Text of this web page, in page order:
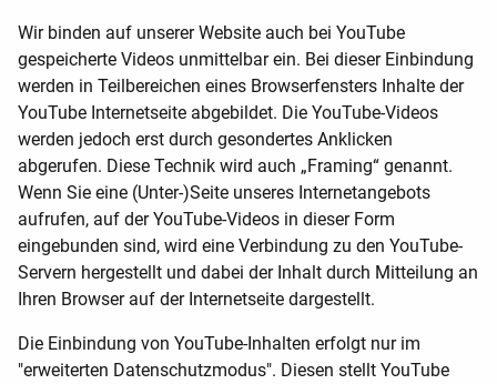
Wir binden auf unserer Website auch bei YouTube
gespeicherte Videos unmittelbar ein. Bei dieser Einbindung
werden in Teilbereichen eines Browserfensters Inhalte der
YouTube Internetseite abgebildet. Die YouTube-Videos
werden jedoch erst durch gesondertes Anklicken
abgerufen. Diese Technik wird auch „Framing“ genannt.
Wenn Sie eine (Unter-)Seite unseres Internetangebots
aufrufen, auf der YouTube-Videos in dieser Form
eingebunden sind, wird eine Verbindung zu den YouTube-
Servern hergestellt und dabei der Inhalt durch Mitteilung an
Ihren Browser auf der Internetseite dargestellt.
Die Einbindung von YouTube-Inhalten erfolgt nur im
"erweiterten Datenschutzmodus". Diesen stellt YouTube